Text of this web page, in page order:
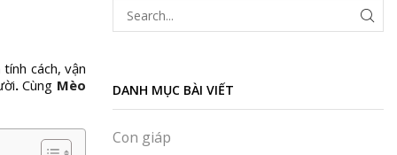
cách, vận
.Cùng Mèo DANH MỤC BÀI VIẾT
Con giáp